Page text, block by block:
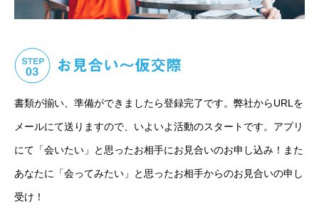
書類が揃い、準備ができましたら登録完了です。弊社からURLを
メールにて送りますので、いよいよ活動のスタートです。アプリ
にて「会いたい」と思ったお相手にお見合いのお申し込み！また
あなたに「会ってみたい」と思ったお相手からのお見合いの申し
受け！